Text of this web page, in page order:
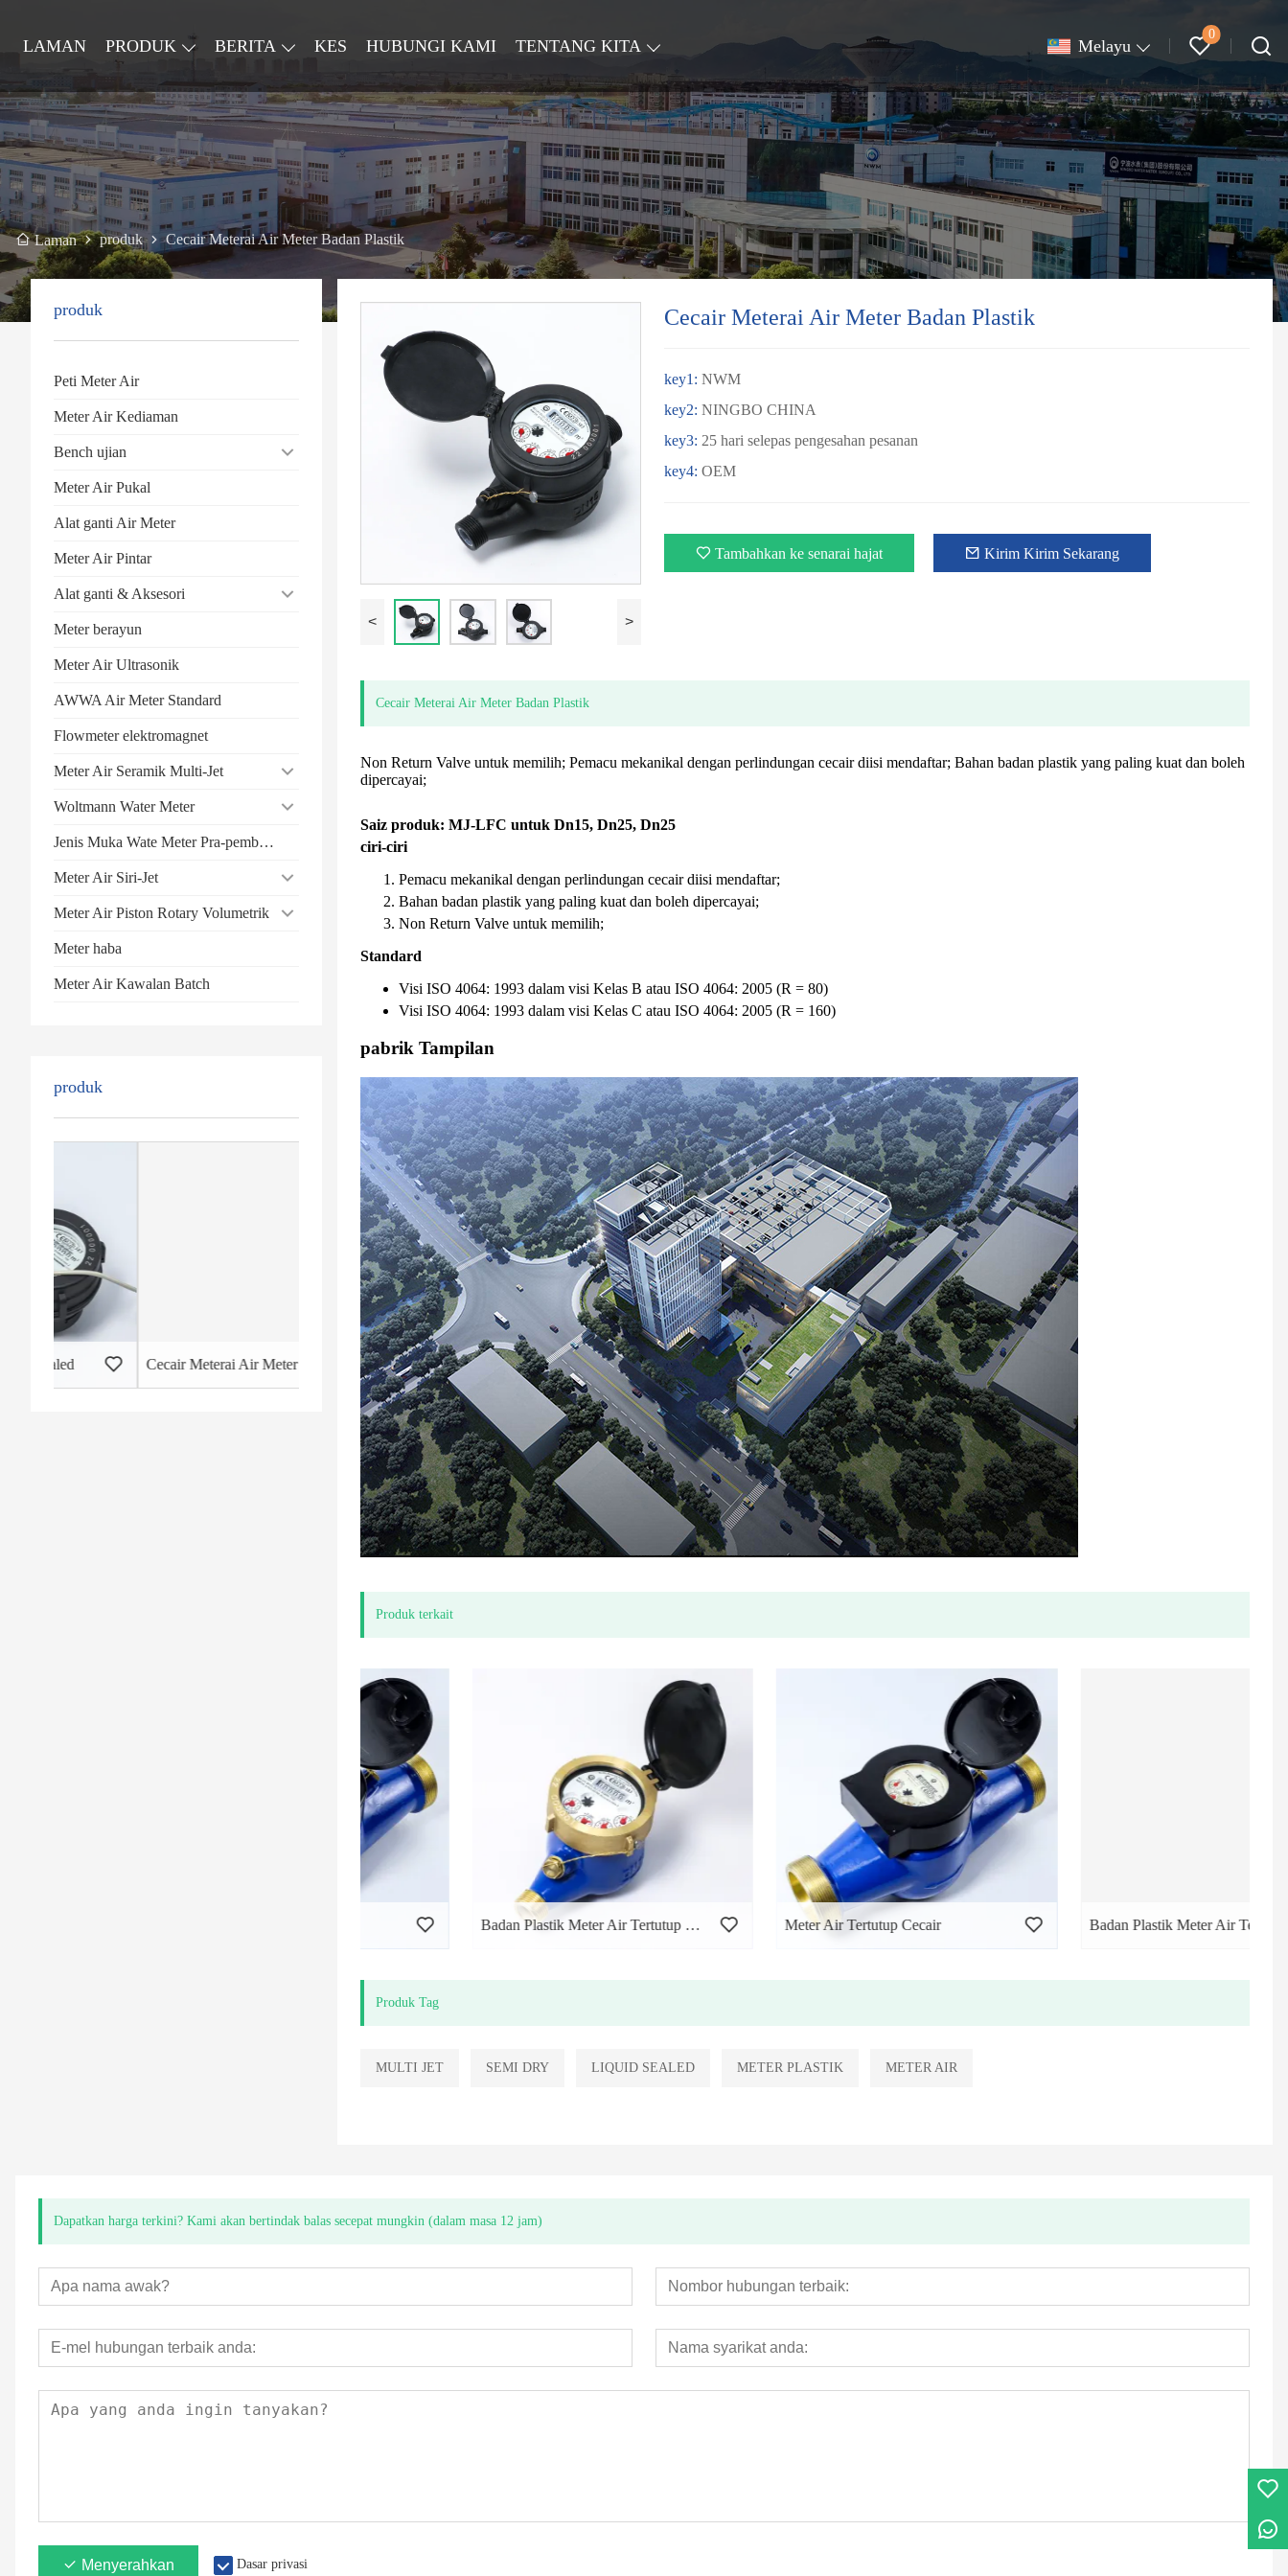
LAMAN PRODUK BERITA KES HUBUNGI KAMI TENTANG KITA Melayu
0
Laman produk Cecair Meterai Air Meter Badan Plastik
produk
Peti Meter Air
Meter Air Kediaman
Bench ujian
Meter Air Pukal
Alat ganti Air Meter
Meter Air Pintar
Alat ganti & Aksesori
Meter berayun
Meter Air Ultrasonik
AWWA Air Meter Standard
Flowmeter elektromagnet
Meter Air Seramik Multi-Jet
Woltmann Water Meter
Jenis Muka Wate Meter Pra-pembayaran
Meter Air Siri-Jet
Meter Air Piston Rotary Volumetrik
Meter haba
Meter Air Kawalan Batch
produk
Cecair Meterai Air Meter Badan Plastik Meter Air Omboh Putar Plastik Ekonomi multi jet kering jenis meter air (model Itron) Meter Air Ultrasonik Saiz Pukal
< >
Cecair Meterai Air Meter Badan Plastik
key1: NWM
key2: NINGBO CHINA
key3: 25 hari selepas pengesahan pesanan
key4: OEM
Tambahkan ke senarai hajat Kirim Kirim Sekarang
Cecair Meterai Air Meter Badan Plastik
Non Return Valve untuk memilih; Pemacu mekanikal dengan perlindungan cecair diisi mendaftar; Bahan badan plastik yang paling kuat dan boleh
dipercayai;
Saiz produk: MJ-LFC untuk Dn15, Dn25, Dn25
ciri-ciri
Pemacu mekanikal dengan perlindungan cecair diisi mendaftar;
Bahan badan plastik yang paling kuat dan boleh dipercayai;
Non Return Valve untuk memilih;
Standard
Visi ISO 4064: 1993 dalam visi Kelas B atau ISO 4064: 2005 (R = 80)
Visi ISO 4064: 1993 dalam visi Kelas C atau ISO 4064: 2005 (R = 160)
pabrik Tampilan
Produk terkait
Badan Plastik Meter Air Tertutup Cecair Meter Air Tertutup Cecair Badan Plastik Meter Air Tertutup Cecair
Produk Tag
MULTI JET SEMI DRY LIQUID SEALED METER PLASTIK METER AIR
Dapatkan harga terkini? Kami akan bertindak balas secepat mungkin (dalam masa 12 jam)
Menyerahkan Dasar privasi